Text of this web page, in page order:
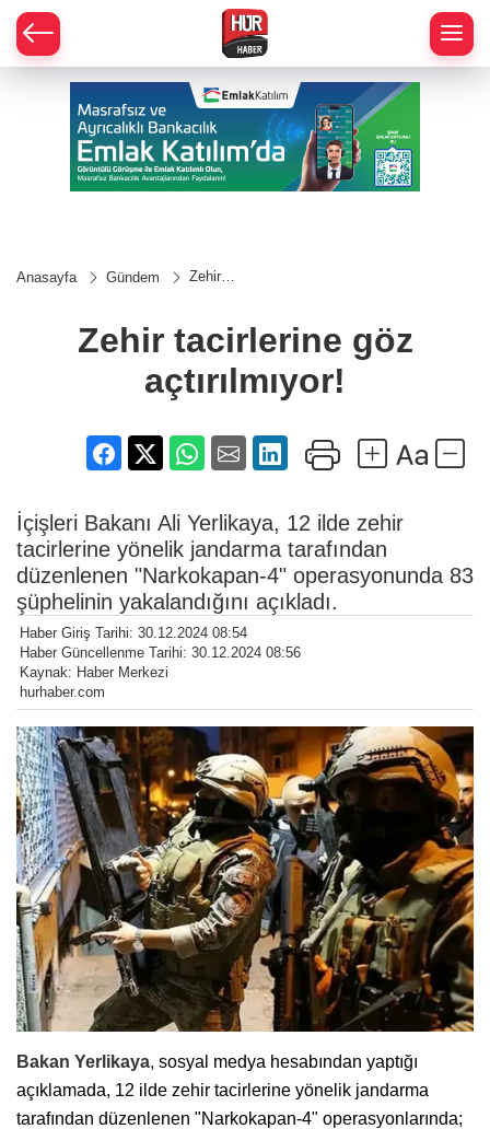
Anasayfa Gündem
Zehir
açtırılmıyor!
Zehir tacirlerine göz
açtırılmıyor!
İçişleri Bakanı Ali Yerlikaya, 12 ilde zehir
tacirlerine yönelik jandarma tarafından
düzenlenen "Narkokapan-4" operasyonunda 83
şüphelinin yakalandığını açıkladı.
Haber Giriş Tarihi: 30.12.2024 08:54
Haber Güncellenme Tarihi: 30.12.2024 08:56
Kaynak: Haber Merkezi
hurhaber.com
Bakan Yerlikaya, sosyal medya hesabından yaptığı
açıklamada, 12 ilde zehir tacirlerine yönelik jandarma
tarafından düzenlenen "Narkokapan-4" operasyonlarında;